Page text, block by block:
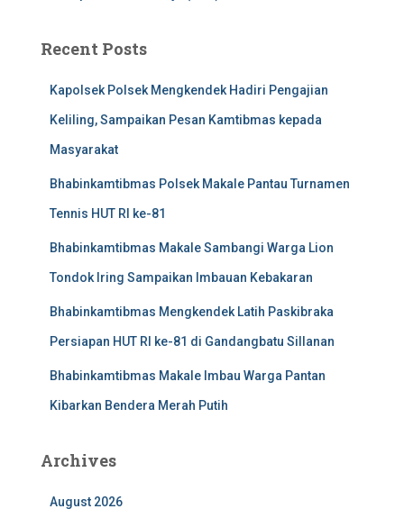
Recent Posts
Kapolsek Polsek Mengkendek Hadiri Pengajian
Keliling, Sampaikan Pesan Kamtibmas kepada
Masyarakat
Bhabinkamtibmas Polsek Makale Pantau Turnamen
Tennis HUT RI ke-81
Bhabinkamtibmas Makale Sambangi Warga Lion
Tondok Iring Sampaikan Imbauan Kebakaran
Bhabinkamtibmas Mengkendek Latih Paskibraka
Persiapan HUT RI ke-81 di Gandangbatu Sillanan
Bhabinkamtibmas Makale Imbau Warga Pantan
Kibarkan Bendera Merah Putih
Archives
August 2026